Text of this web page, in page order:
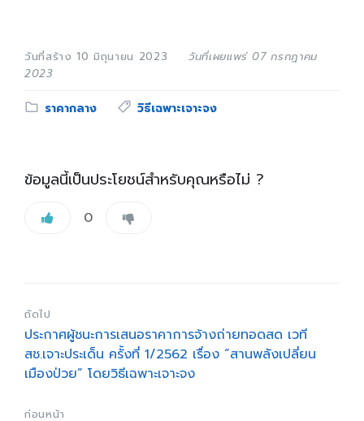
วันที่สร้าง 10 มิถุนายน 2023
วันที่เผยแพร่ 07 กรกฎาคม
2023
Category:
ราคากลาง Tags:
วิธีเฉพาะเจาะจง
ข้อมูลนี้เป็นประโยชน์สำหรับคุณหรือไม่ ?
0
ถัดไป
ประกาศผู้ชนะการเสนอราคาการจ้างถ่ายทอดสด เวที
สช.เจาะประเด็น ครั้งที่ 1/2562 เรื่อง “สานพลังเปลี่ยน
เมืองป่วย” โดยวิธีเฉพาะเจาะจง
ก่อนหน้า